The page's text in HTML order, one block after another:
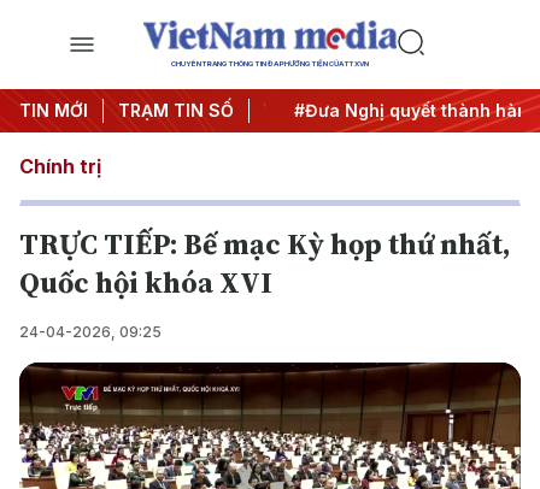
CHUYÊN TRANG THÔNG TIN ĐA PHƯƠNG TIỆN CỦA TTXVN
TIN MỚI TRẠM TIN SỐ
ương 3 #APEC 2027 #Đưa Nghị quyết thành hành
Chính trị
TRỰC TIẾP: Bế mạc Kỳ họp thứ nhất,
Quốc hội khóa XVI
24-04-2026, 09:25